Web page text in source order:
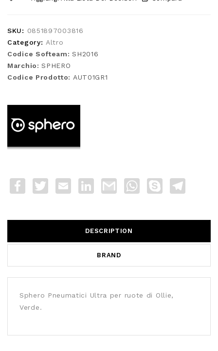
SKU: 0851897003816
Category: Altro
Codice Softeam:SH2016
Marchio:SPHERO
Codice Prodotto: AUT01GR1
FacebookTwitter Email LinkedInGmail WhatsApp
Skype
DESCRIPTION
BRAND
Sphero Pneumatici Ultra per ruote di Ollie,
Verde.